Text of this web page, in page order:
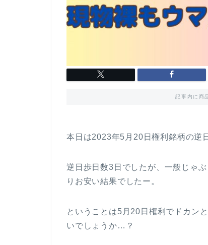
記事内に商
本日は2023年5月20日権利銘柄の逆
逆日歩日数3日でしたが、一般じゃ
りお安い結果でしたー。
ということは5月20日権利でドカン
いでしょうか…？